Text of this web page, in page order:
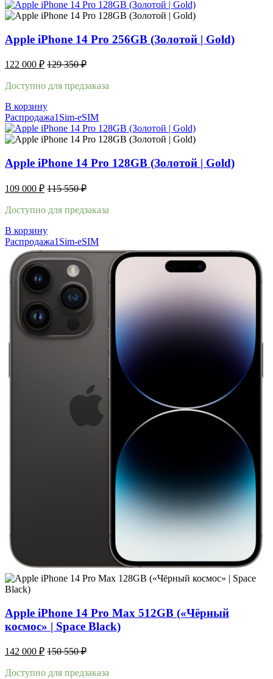
Apple iPhone 14 Pro 256GB (Золотой | Gold)
122 000 ₽ 129 350₽
Доступно для предзаказа
В корзину
Распродажа1Sim-eSIM
Apple iPhone 14 Pro 128GB (Золотой | Gold)
109 000 ₽ 115 550₽
Доступно для предзаказа
В корзину
Распродажа1Sim-eSIM
Apple iPhone 14 Pro Max 512GB («Чёрный
космос» | Space Black)
142 000 ₽ 150 550₽
Доступно для предзаказа